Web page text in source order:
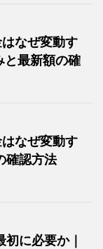
なぜ変動す
と最新額の確
なぜ変動す
確認方法
に必要か｜